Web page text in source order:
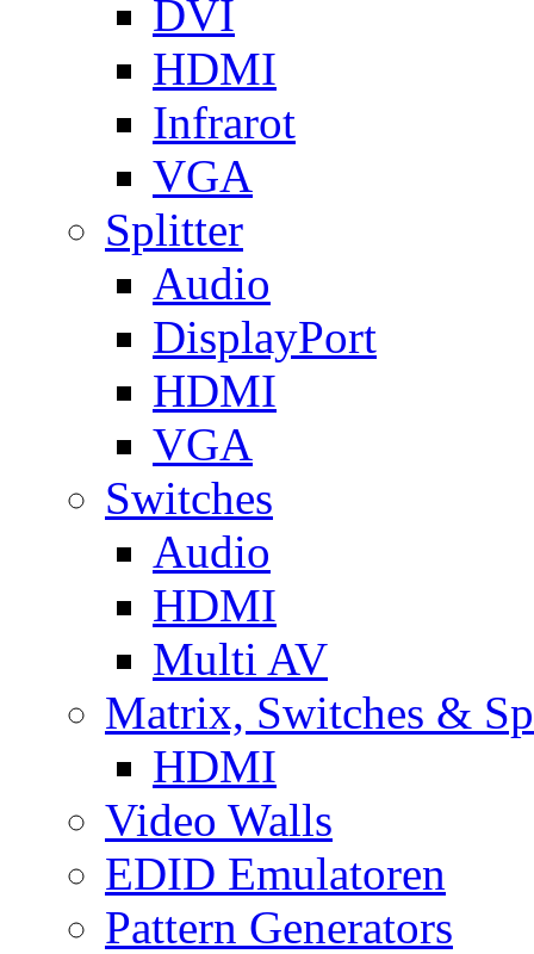
DVI
HDMI
Infrarot
VGA
Splitter
Audio
DisplayPort
HDMI
VGA
Switches
Audio
HDMI
Multi AV
Matrix, Switches &
HDMI
Video Walls
EDID Emulatoren
Pattern Generators